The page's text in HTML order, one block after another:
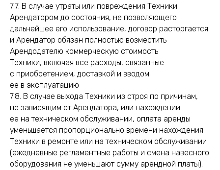
7.7. В случае утраты или повреждения Техники
Арендатором до состояния, не позволяющего
дальнейшее его использование, договор расторгается
и Арендатор обязан полностью возместить
Арендодателю коммерческую стоимость
Техники, включая все расходы, связанные
с приобретением, доставкой и вводом
ее в эксплуатацию
7.8. В случае выхода Техники из строя по причинам,
не зависящим от Арендатора, или нахождении
ее на техническом обслуживании, оплата аренды
уменьшается пропорционально времени нахождения
Техники в ремонте или на техническом обслуживании
(ежедневные регламентные работы и смена навесного
оборудования не уменьшают сумму арендной платы).